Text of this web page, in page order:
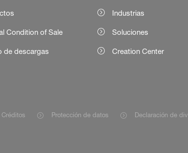
Condition of Sale
de descargas
Industrias
Soluciones
Creation Center
Créditos Protección de datos Declaración de